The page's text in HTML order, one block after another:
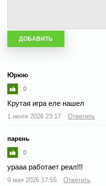
Юрюю
0
Крутая игра еле нашел
1 июля 2026 23:17 Ответить
парень
0
урааа работает реал!!!
9 мая 2026 17:55 Ответить